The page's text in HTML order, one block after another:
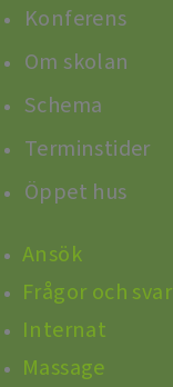
Konferens
Om skolan
Schema
Terminstider
Öppet hus
Ansök
Frågor och svar
Internat
Massage